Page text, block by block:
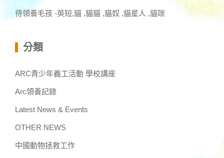
待領養毛孩 -英短,貓 ,貓貓 ,貓奴 ,貓星人 ,貓咪
分類
ARC青少年義工活動 學校講座
Arc領養記錄
Latest News & Events
OTHER NEWS
中國動物拯救工作